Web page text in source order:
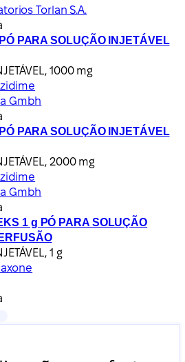
Torlan S.A.
PARA SOLUÇÃO INJETÁVEL
1000 mg
Gmbh
PARA SOLUÇÃO INJETÁVEL
2000 mg
Gmbh
1 g PÓ PARA SOLUÇÃO
1 g